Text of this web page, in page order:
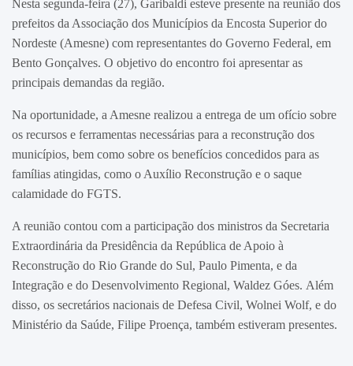
Nesta segunda-feira (27), Garibaldi esteve presente na reunião dos
prefeitos da Associação dos Municípios da Encosta Superior do
Nordeste (Amesne) com representantes do Governo Federal, em
Bento Gonçalves. O objetivo do encontro foi apresentar as
principais demandas da região.
Na oportunidade, a Amesne realizou a entrega de um ofício sobre
os recursos e ferramentas necessárias para a reconstrução dos
municípios, bem como sobre os benefícios concedidos para as
famílias atingidas, como o Auxílio Reconstrução e o saque
calamidade do FGTS.
A reunião contou com a participação dos ministros da Secretaria
Extraordinária da Presidência da República de Apoio à
Reconstrução do Rio Grande do Sul, Paulo Pimenta, e da
Integração e do Desenvolvimento Regional, Waldez Góes. Além
disso, os secretários nacionais de Defesa Civil, Wolnei Wolf, e do
Ministério da Saúde, Filipe Proença, também estiveram presentes.